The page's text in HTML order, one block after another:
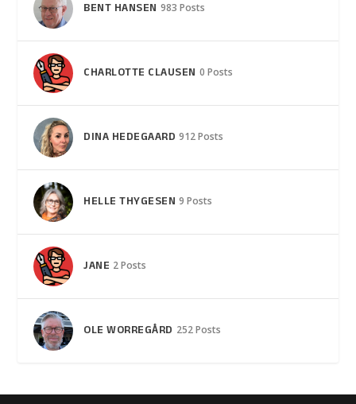
BENT HANSEN 983 Posts
CHARLOTTE CLAUSEN 0 Posts
DINA HEDEGAARD 912 Posts
HELLE THYGESEN 9 Posts
JANE 2 Posts
OLE WORREGÅRD 252 Posts